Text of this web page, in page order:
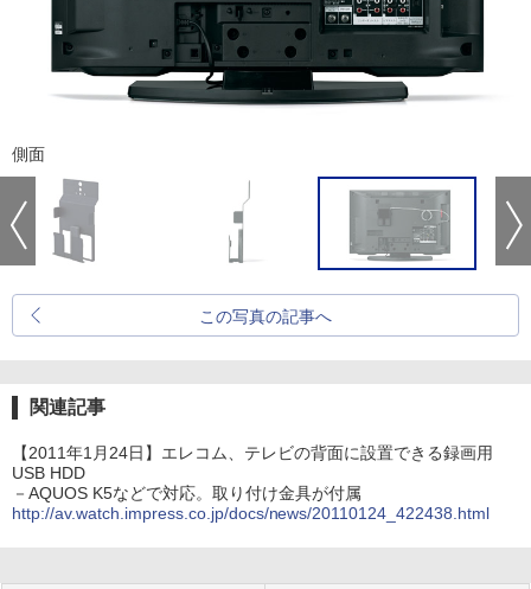
側面
この写真の記事へ
関連記事
【2011年1月24日】エレコム、テレビの背面に設置できる録画用
USB HDD
－AQUOS K5などで対応。取り付け金具が付属
http://av.watch.impress.co.jp/docs/news/20110124_422438.html